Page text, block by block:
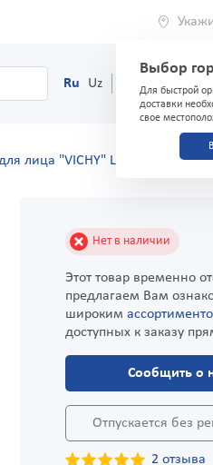
Выбор
Для быстрой
доставки
свое
Ru Uz (71) 200-03-03
лица "VICHY" LIFTACTIV
Нет в наличии
Этот товар временно
предлагаем Вам
широким
доступных к заказу
Сообщить о
Отпускается без
2 отзыва